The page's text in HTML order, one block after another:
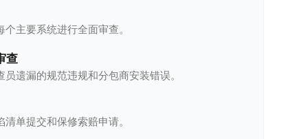
主要系统进行全面审查。
查
遗漏的规范违规和分包商安装错误。
单提交和保修索赔申请。